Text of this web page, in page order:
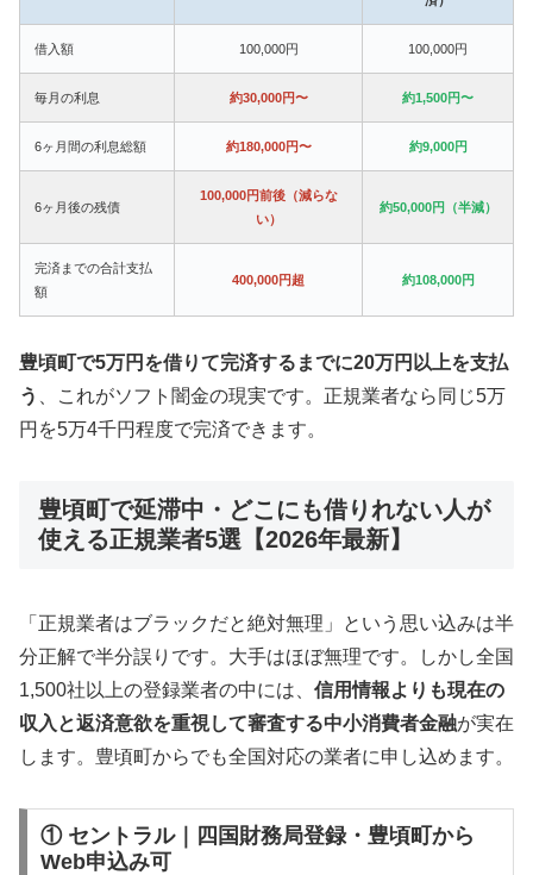
借入額 100,000円 100,000円
毎月の利息 約30,000円〜 約1,500円〜
6ヶ月間の利息総額 約180,000円〜 約9,000円
6ヶ月後の残債
100,000円前後（減らな
い）
約50,000円（半減）
完済までの合計支払
額
400,000円超 約108,000円
豊頃町で5万円を借りて完済するまでに20万円以上を支払
う
、これがソフト闇金の現実です。正規業者なら同じ5万
円を5万4千円程度で完済できます。
豊頃町で延滞中・どこにも借りれない人が
使える正規業者5選【2026年最新】
「正規業者はブラックだと絶対無理」という思い込みは半
分正解で半分誤りです。大手はほぼ無理です。しかし全国
1,500社以上の登録業者の中には、 信用情報よりも現在の
収入と返済意欲を重視して審査する中小消費者金融が実在
します。豊頃町からでも全国対応の業者に申し込めます。
① セントラル｜四国財務局登録・豊頃町から
Web申込み可